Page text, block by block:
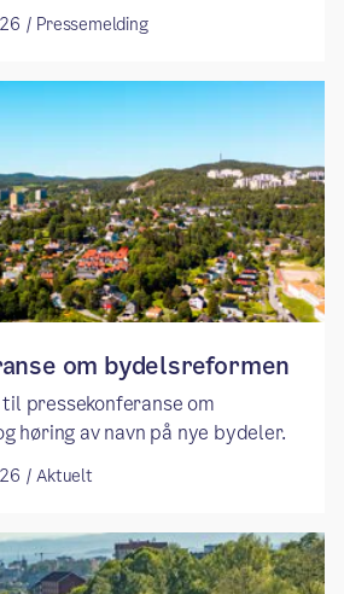
/ Pressemelding
om bydelsreformen
pressekonferanse om
høring av navn på nye bydeler.
/ Aktuelt